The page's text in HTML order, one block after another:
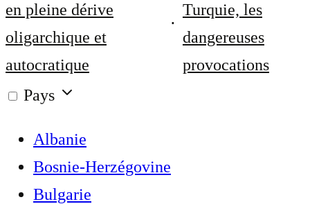
en pleine dérive
oligarchique et
autocratique
Turquie, les
dangereuses
provocations
Pays
Albanie
Bosnie-Herzégovine
Bulgarie